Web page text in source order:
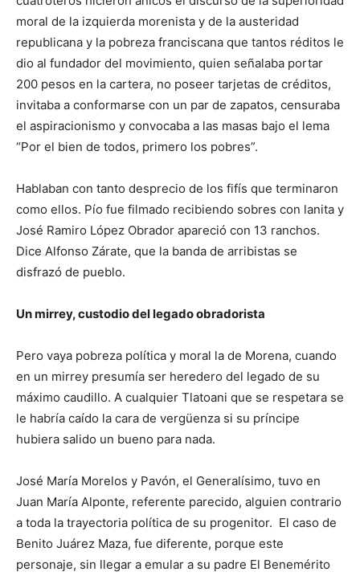
moral de la izquierda morenista y de la austeridad
republicana y la pobreza franciscana que tantos réditos le
dio al fundador del movimiento, quien señalaba portar
200 pesos en la cartera, no poseer tarjetas de créditos,
invitaba a conformarse con un par de zapatos, censuraba
el aspiracionismo y convocaba a las masas bajo el lema
“Por el bien de todos, primero los pobres”.
Hablaban con tanto desprecio de los fifís que terminaron
como ellos. Pío fue filmado recibiendo sobres con lanita y
José Ramiro López Obrador apareció con 13 ranchos.
Dice Alfonso Zárate, que la banda de arribistas se
disfrazó de pueblo.
Un mirrey, custodio del legado obradorista
Pero vaya pobreza política y moral la de Morena, cuando
en un mirrey presumía ser heredero del legado de su
máximo caudillo. A cualquier Tlatoani que se respetara se
le habría caído la cara de vergüenza si su príncipe
hubiera salido un bueno para nada.
José María Morelos y Pavón, el Generalísimo, tuvo en
Juan María Alponte, referente parecido, alguien contrario
a toda la trayectoria política de su progenitor. El caso de
Benito Juárez Maza, fue diferente, porque este
personaje, sin llegar a emular a su padre El Benemérito